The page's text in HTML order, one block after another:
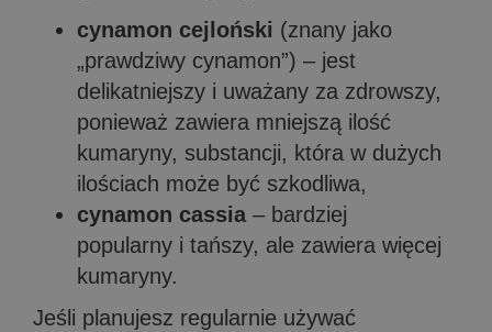
cynamon cejloński (znany jako
„prawdziwy cynamon”) – jest
delikatniejszy i uważany za zdrowszy,
ponieważ zawiera mniejszą ilość
kumaryny, substancji, która w dużych
ilościach może być szkodliwa,
cynamon cassia – bardziej
popularny i tańszy, ale zawiera więcej
kumaryny.
Jeśli planujesz regularnie używać